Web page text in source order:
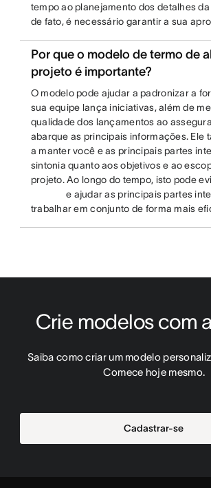
tempo ao planejamento dos detalhes
de fato, é necessário garantir a sua
Por que o modelo de termo de
projeto é importante?
O modelo pode ajudar a padronizar a
sua equipe lança iniciativas, além de
qualidade dos lançamentos ao
abarque as principais informações. Ele
a manter você e as principais partes
sintonia quanto aos objetivos e ao
projeto. Ao longo do tempo, isto pode
e ajudar as principais partes
trabalhar em conjunto de forma mais
Crie modelos com
Saiba como criar um modelo
Comece hoje mesmo.
Cadastrar-se